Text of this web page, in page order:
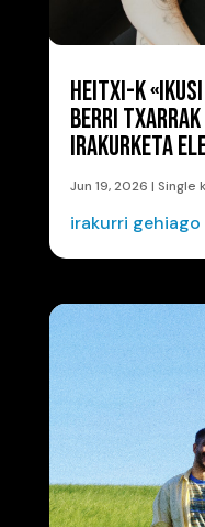
HEITXI-K
BERRI
IRAKURKETA
Jun 19, 2026 | Single
irakurri gehiago